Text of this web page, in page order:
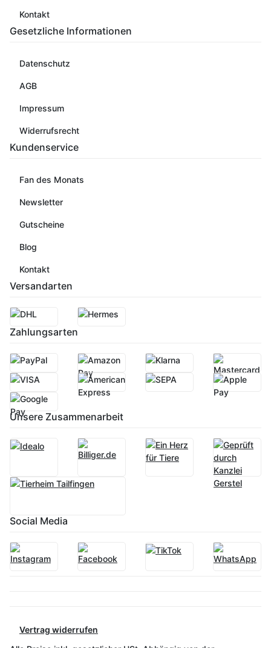
Kontakt
Gesetzliche Informationen
Datenschutz
AGB
Impressum
Widerrufsrecht
Kundenservice
Fan des Monats
Newsletter
Gutscheine
Blog
Kontakt
Versandarten
Zahlungsarten
Unsere Zusammenarbeit
Social Media
Vertrag widerrufen